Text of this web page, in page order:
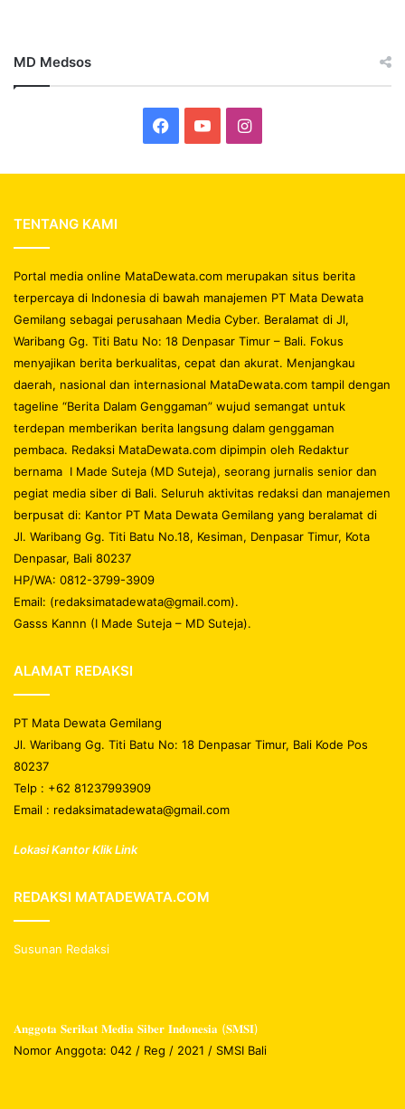
MD Medsos
Facebook
YouTubeInstagram
TENTANG KAMI
Portal media online MataDewata.com merupakan situs berita
terpercaya di Indonesia di bawah manajemen PT Mata Dewata
Gemilang sebagai perusahaan Media Cyber. Beralamat di Jl,
Waribang Gg. Titi Batu No: 18 Denpasar Timur – Bali. Fokus
menyajikan berita berkualitas, cepat dan akurat. Menjangkau
daerah, nasional dan internasional MataDewata.com tampil dengan
tageline “Berita Dalam Genggaman” wujud semangat untuk
terdepan memberikan berita langsung dalam genggaman
pembaca. Redaksi MataDewata.com dipimpin oleh Redaktur
bernama I Made Suteja (MD Suteja), seorang jurnalis senior dan
pegiat media siber di Bali. Seluruh aktivitas redaksi dan manajemen
berpusat di: Kantor PT Mata Dewata Gemilang yang beralamat di
Jl. Waribang Gg. Titi Batu No.18, Kesiman, Denpasar Timur, Kota
Denpasar, Bali 80237
HP/WA: 0812-3799-3909
Email: (redaksimatadewata@gmail.com).
Gasss Kannn (I Made Suteja – MD Suteja).
ALAMAT REDAKSI
PT Mata Dewata Gemilang
Jl. Waribang Gg. Titi Batu No: 18 Denpasar Timur, Bali Kode Pos
80237
Telp : +62 81237993909
Email : redaksimatadewata@gmail.com
Lokasi Kantor Klik Link
REDAKSI MATADEWATA.COM
Susunan Redaksi
𝐀𝐧𝐠𝐠𝐨𝐭𝐚 𝐒𝐞𝐫𝐢𝐤𝐚𝐭 𝐌𝐞𝐝𝐢𝐚 𝐒𝐢𝐛𝐞𝐫 𝐈𝐧𝐝𝐨𝐧𝐞𝐬𝐢𝐚 (𝐒𝐌𝐒𝐈)
Nomor Anggota: 042 / Reg / 2021 / SMSI Bali